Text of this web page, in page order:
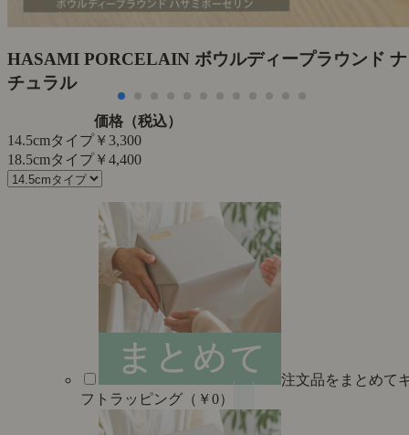
HASAMI PORCELAIN ボウルディープラウンド ナ
チュラル
価格（税込）
14.5cmタイプ￥3,300
18.5cmタイプ￥4,400
注文品をまとめて
フトラッピング（￥0）